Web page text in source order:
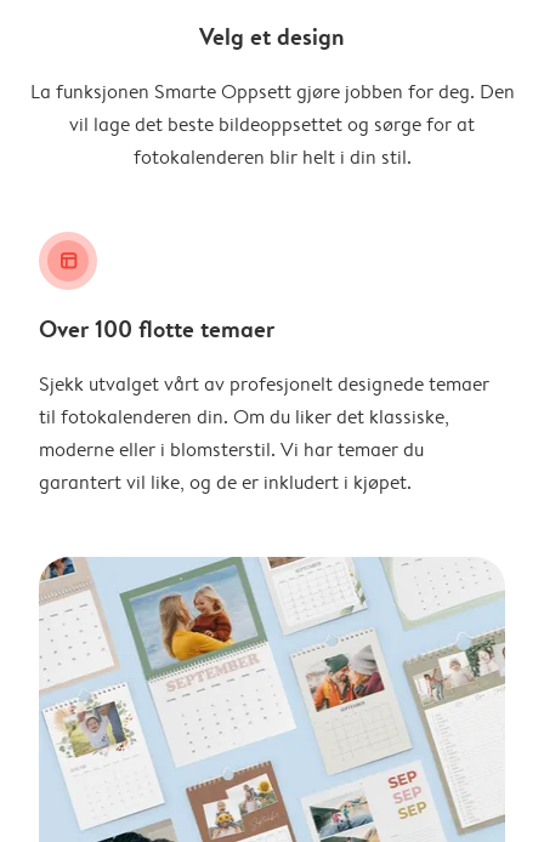
Velg et design
La funksjonen Smarte Oppsett gjøre jobben for deg. Den
vil lage det beste bildeoppsettet og sørge for at
fotokalenderen blir helt i din stil.
layout_alt
Over 100 flotte temaer
Sjekk utvalget vårt av profesjonelt designede temaer
til fotokalenderen din. Om du liker det klassiske,
moderne eller i blomsterstil. Vi har temaer du
garantert vil like, og de er inkludert i kjøpet.